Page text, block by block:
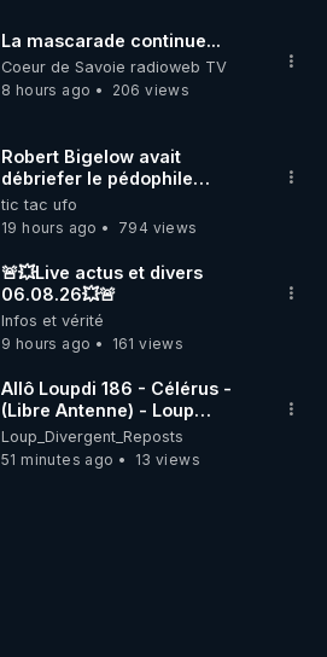
La mascarade continue...
Coeur de Savoie radioweb TV
8 hours ago
206 views
Robert Bigelow avait
débriefer le pédophile
génocidaire de donald j
trump
tic tac ufo
19 hours ago
794 views
🚨💥Live actus et divers
06.08.26💥🚨
Infos et vérité
9 hours ago
161 views
Allô Loupdi 186 - Célérus -
(Libre Antenne) - Loup
Divergent 2026.08.06
Loup_Divergent_Reposts
51 minutes ago
13 views